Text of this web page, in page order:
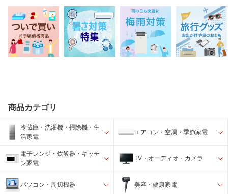
商品カテゴリ
冷蔵庫・洗濯機・掃除機・生
活家電
エアコン・空調・季節家電
電子レンジ・炊飯器・キッチ
ン家電
TV・オーディオ・カメラ
パソコン・周辺機器 美容・健康家電